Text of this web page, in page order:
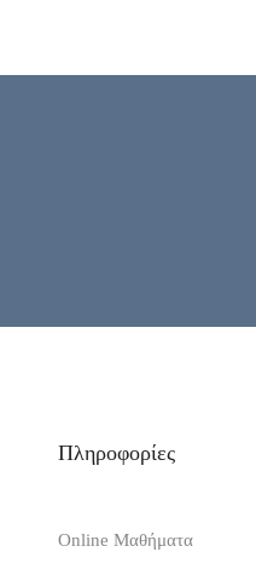
Πληροφορίες
Online Μαθήματα